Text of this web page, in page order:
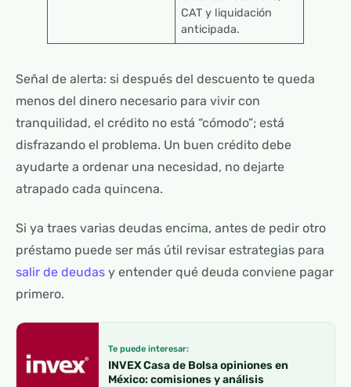
CAT y liquidación
anticipada.
Señal de alerta: si después del descuento te queda
menos del dinero necesario para vivir con
tranquilidad, el crédito no está “cómodo”; está
disfrazando el problema. Un buen crédito debe
ayudarte a ordenar una necesidad, no dejarte
atrapado cada quincena.
Si ya traes varias deudas encima, antes de pedir otro
préstamo puede ser más útil revisar estrategias para
salir de deudas y entender qué deuda conviene pagar
primero.
Te puede interesar:
INVEX Casa de Bolsa opiniones en
México: comisiones y análisis